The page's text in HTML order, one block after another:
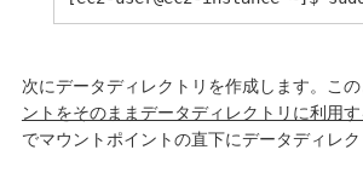
次にデータディレクトリを作成します。この
ントをそのままデータディレクトリに利用
でマウントポイントの直下にデータディレク